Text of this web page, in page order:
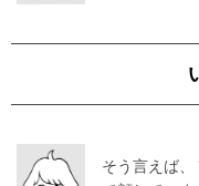
そう言えば